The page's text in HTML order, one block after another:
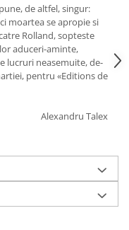
de altfel, singur:
moartea se apropie si
Rolland, sopteste
aduceri-aminte,
lucruri neasemuite, de-
pentru «Editions de
Alexandru Talex